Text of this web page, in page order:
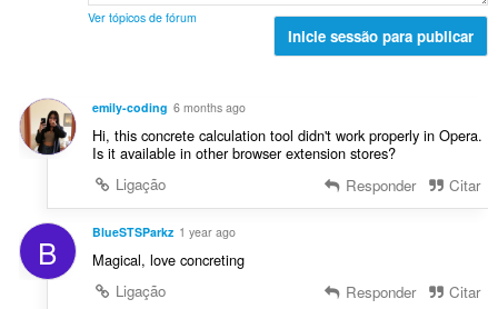
õ
a
ç
õ
e
l
v
l
i
ç
õ
e
Ver tópicos de fórum
Inicie sessão para publicar
emily-coding 6 months ago
Hi, this concrete calculation tool didn't work properly in Opera.
Is it available in other browser extension stores?
Ligação
Responder Citar
B BlueSTSParkz 1 year ago
Magical, love concreting
Ligação
Responder Citar